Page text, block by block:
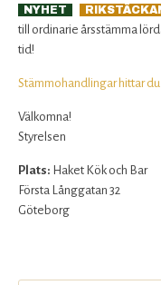
SÖ
Kalender
Bryggerier
Politik
Rabatter för
NYHET
till ordinarie årsstämma
tid!
Stämmohandlingar hittar
Välkomna!
Styrelsen
Plats: Haket Kök och Bar
Första Långgatan 32
Göteborg